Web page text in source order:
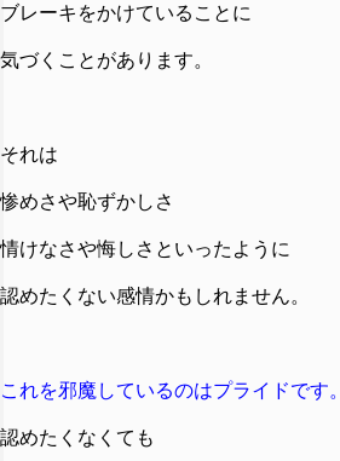
ブレーキをかけていることに
気づくことがあります。
それは
惨めさや恥ずかしさ
情けなさや悔しさといったように
認めたくない感情かもしれません。
これを邪魔しているのはプライドです。
認めたくなくても